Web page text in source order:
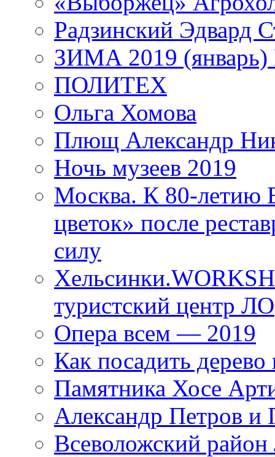
Радзинский Эдвард
ЗИМА 2019 (январь)
ПОЛИТЕХ
Ольга Хомова
Плющ Александр
Ночь музеев 2019
Москва. К 80-
цветок» после
силу
туристский центр ЛО
Опера всем — 2019
Как посадить дерево
Памятника Хосе
Александр Петров и
Всеволожский район